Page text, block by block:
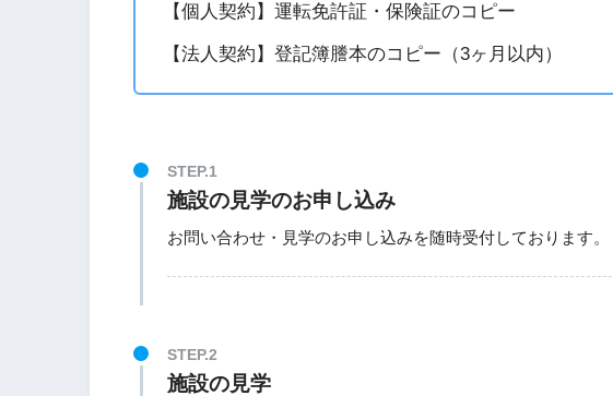
【個人契約】運転免許証・保険証のコピー
【法人契約】登記簿謄本のコピー（3ヶ月以内）
STEP.1
施設の見学のお申し込み
お問い合わせ・見学のお申し込みを随時受付しております。
STEP.2
施設の見学